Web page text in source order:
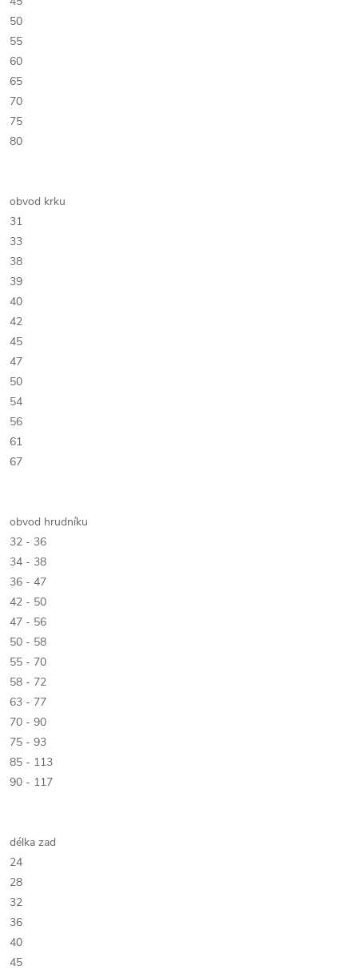
50
55
60
65
70
75
80
obvod krku
31
33
38
39
40
42
45
47
50
54
56
61
67
obvod hrudníku
32 - 36
34 - 38
36 - 47
42 - 50
47 - 56
50 - 58
55 - 70
58 - 72
63 - 77
70 - 90
75 - 93
85 - 113
90 - 117
délka zad
24
28
32
36
40
45